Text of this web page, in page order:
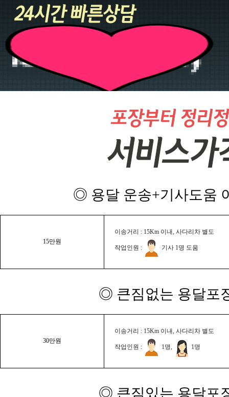
◎ 용달 운송+기사도움
15만원
이송거리 : 15Km 이내, 사다리차 별도
작업인원 : 기사 1명 도움
◎ 큰짐없는 용달포
30만원
이송거리 : 15Km 이내, 사다리차 별도
작업인원 : 1명, 1명
◎ 큰짐있는 용달포